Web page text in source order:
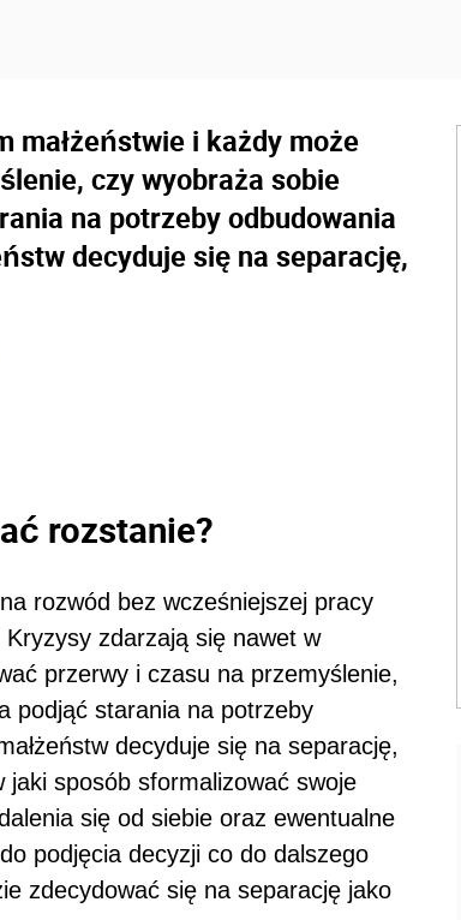
małżeństwie i każdy może
czy wyobraża sobie
na potrzeby odbudowania
decyduje się na separację,
rozstanie?
rozwód bez wcześniejszej pracy
Kryzysy zdarzają się nawet w
przerwy i czasu na przemyślenie,
podjąć starania na potrzeby
decyduje się na separację,
sposób sformalizować swoje
się od siebie oraz ewentualne
podjęcia decyzji co do dalszego
zdecydować się na separację jako